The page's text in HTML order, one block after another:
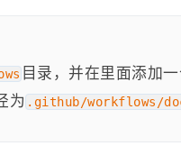
目录，并在里面添加
为 .github/workflows/